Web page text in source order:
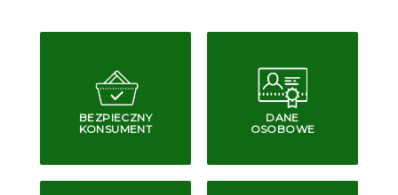
BEZPIECZNY
KONSUMENT
DANE
OSOBOWE